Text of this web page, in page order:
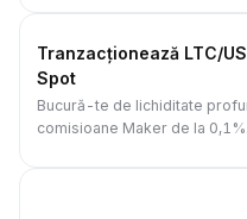
Tranzacționează LTC/
Spot
Bucură-te de lichiditate
comisioane Maker de la 0,1%.